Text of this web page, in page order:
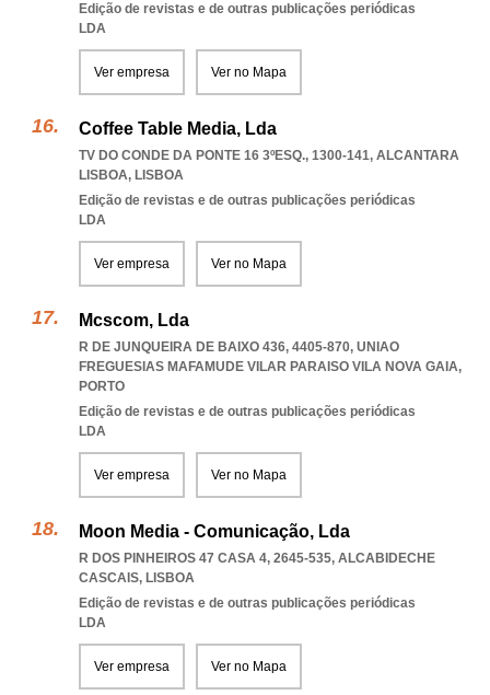
Edição de revistas e de outras publicações periódicas
LDA
Ver empresa Ver no Mapa
Coffee Table Media, Lda
TV DO CONDE DA PONTE 16 3ºESQ., 1300-141, ALCANTARA
LISBOA, LISBOA
Edição de revistas e de outras publicações periódicas
LDA
Ver empresa Ver no Mapa
Mcscom, Lda
R DE JUNQUEIRA DE BAIXO 436, 4405-870, UNIAO
FREGUESIAS MAFAMUDE VILAR PARAISO VILA NOVA GAIA,
PORTO
Edição de revistas e de outras publicações periódicas
LDA
Ver empresa Ver no Mapa
Moon Media - Comunicação, Lda
R DOS PINHEIROS 47 CASA 4, 2645-535, ALCABIDECHE
CASCAIS, LISBOA
Edição de revistas e de outras publicações periódicas
LDA
Ver empresa Ver no Mapa